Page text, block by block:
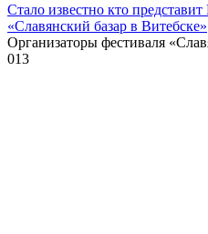
Стало известно кто
«Славянский базар в Витебске»
Организаторы фестиваля
013